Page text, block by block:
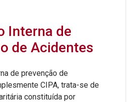
Interna de
de Acidentes
de prevenção de
CIPA, trata-se de
constituída por